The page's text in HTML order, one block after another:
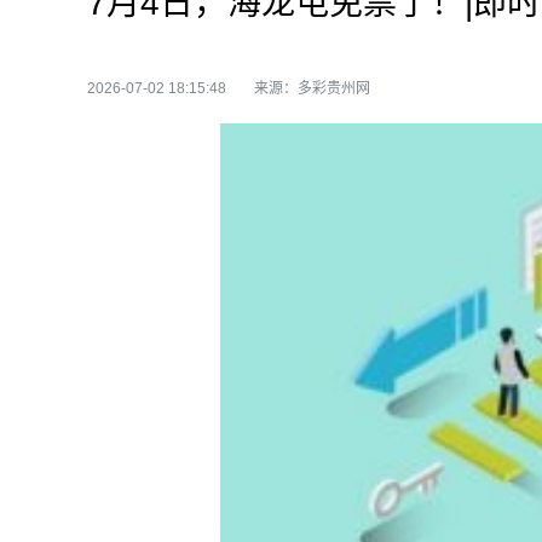
2026-07-02 18:15:48 来源：多彩贵州网